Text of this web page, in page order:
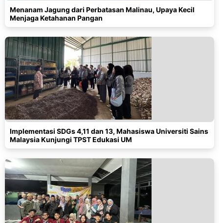
Menanam Jagung dari Perbatasan Malinau, Upaya Kecil
Menjaga Ketahanan Pangan
Implementasi SDGs 4,11 dan 13, Mahasiswa Universiti Sains
Malaysia Kunjungi TPST Edukasi UM